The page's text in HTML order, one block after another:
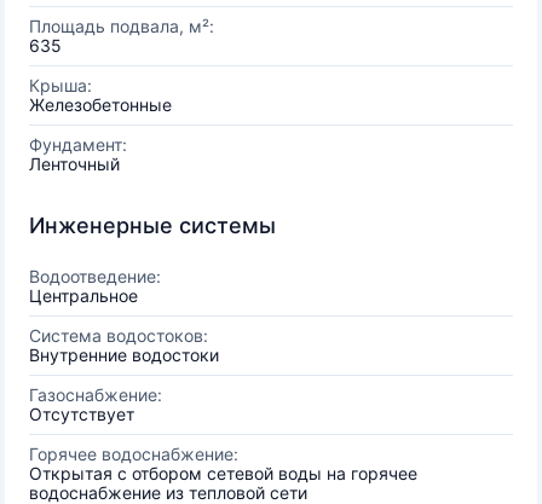
Площадь подвала, м²:
635
Крыша:
Железобетонные
Фундамент:
Ленточный
Инженерные системы
Водоотведение:
Центральное
Система водостоков:
Внутренние водостоки
Газоснабжение:
Отсутствует
Горячее водоснабжение:
Открытая с отбором сетевой воды на горячее
водоснабжение из тепловой сети